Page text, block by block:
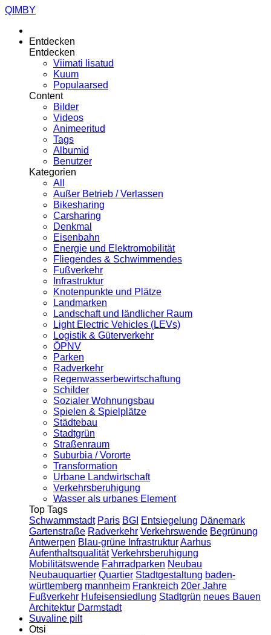
QIMBY
Entdecken
Entdecken
Viimati lisatud
Kuum
Populaarsed
Content
Bilder
Videos
Animeeritud
Tags
Albumid
Benutzer
Kategorien
All
Außer Betrieb / Verlassen
Bikesharing
Carsharing
Denkmal
Eisenbahn
Energie und Elektromobilität
Fliegendes & Schwimmendes
Fußverkehr
Infrastruktur
Knotenpunkte und Plätze
Landmarken
Landschaft und ländlicher Raum
Light Electric Vehicles (LEVs)
Logistik & Güterverkehr
ÖPNV
Parken
Radverkehr
Regenwasserbewirtschaftung
Schilder
Sozialer Wohnungsbau
Spielen & Spielplätze
Städtebau
Stadtgrün
Straßenraum
Suburbia / Vororte
Transformation
Urbane Landwirtschaft
Verkehrsberuhigung
Wasser als urbanes Element
Top Tags
Schwammstadt Paris BGI Entsiegelung Dänemark
Gartenstraße Radverkehr Verkehrswende Begrünung
Antwerpen Blau-grüne InfrastrukturAarhus
Aufenthaltsqualität Verkehrsberuhigung
Mobilitätswende Fahrradparken Neubau
Neubauquartier Quartier Stadtgestaltung baden-
württemberg mannheim Frankreich 20er Jahre
Fußverkehr Hufeisensiedlung Stadtgrün neues Bauen
Architektur Darmstadt
Suvaline pilt
Otsi